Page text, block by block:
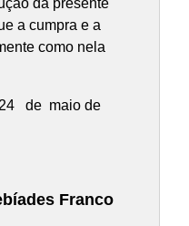
da presente
a cumpra e a
como nela
maio de
Franco